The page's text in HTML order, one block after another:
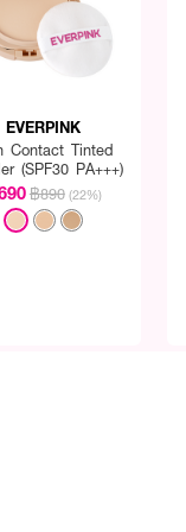
EVERPINK
Contact Tinted
(SPF30 PA+++)
฿890 (22%)